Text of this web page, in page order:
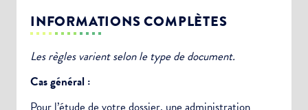
INFORMATIONS COMPLÈTES
Les règles varient selon le type de document.
Cas général :